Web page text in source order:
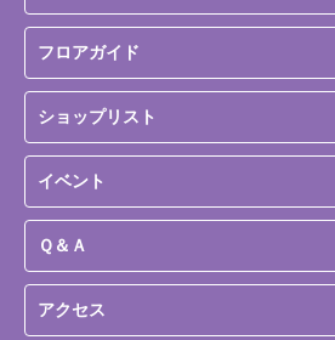
フロアガイド
ショップリスト
イベント
Ｑ＆Ａ
アクセス